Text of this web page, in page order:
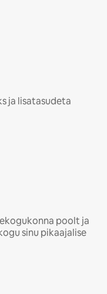
ja lisatasudeta
poolt ja
sinu pikaajalise